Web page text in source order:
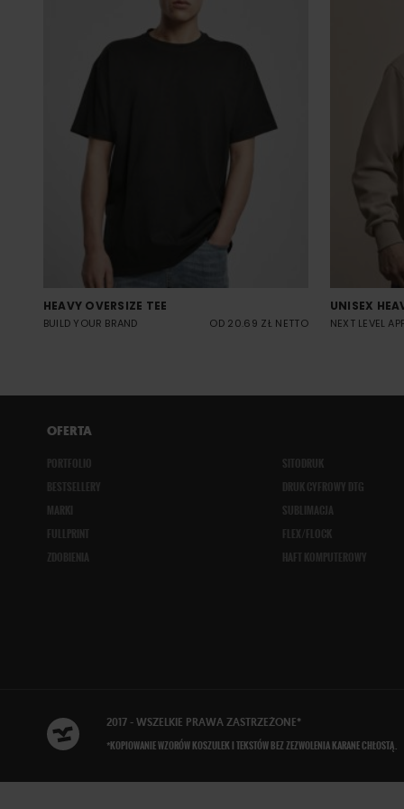
HEAVY OVERSIZE TEE
BUILD YOUR BRAND OD 20.69 ZŁ NETTO
UNISEX
NEXT LEVEL
OFERTA
PORTFOLIO
BESTSELLERY
MARKI
FULLPRINT
ZDOBIENIA
SITODRUK
DRUK CYFROWY DTG
SUBLIMACJA
FLEX/FLOCK
HAFT KOMPUTEROWY
2017 - WSZELKIE PRAWA ZASTRZEŻONE*
*KOPIOWANIE WZORÓW KOSZULEK I TEKSTÓW BEZ ZEZWOLENIA KARANE CHŁOSTĄ.